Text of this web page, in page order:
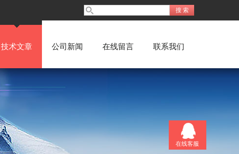
技术文章 公司新闻 在线留言 联系我们
在线客服